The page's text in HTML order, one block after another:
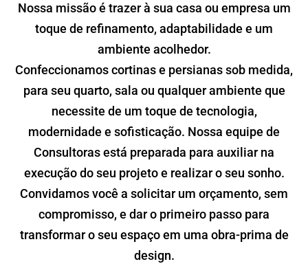
Nossa missão é trazer à sua casa ou empresa um
toque de refinamento, adaptabilidade e um
ambiente acolhedor.
Confeccionamos cortinas e persianas sob medida,
para seu quarto, sala ou qualquer ambiente que
necessite de um toque de tecnologia,
modernidade e sofisticação. Nossa equipe de
Consultoras está preparada para auxiliar na
execução do seu projeto e realizar o seu sonho.
Convidamos você a solicitar um orçamento, sem
compromisso, e dar o primeiro passo para
transformar o seu espaço em uma obra-prima de
design.